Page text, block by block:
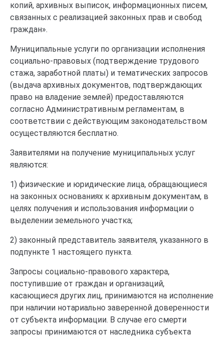
копий, архивных выписок, информационных писем,
связанных с реализацией законных прав и свобод
граждан».
Муниципальные услуги по организации исполнения
социально-правовых (подтверждение трудового
стажа, заработной платы) и тематических запросов
(выдача архивных документов, подтверждающих
право на владение землей) предоставляются
согласно Административным регламентам, в
соответствии с действующим законодательством
осуществляются бесплатно.
Заявителями на получение муниципальных услуг
являются:
1) физические и юридические лица, обращающиеся
на законных основаниях к архивным документам, в
целях получения и использования информации о
выделении земельного участка;
2) законный представитель заявителя, указанного в
подпункте 1 настоящего пункта.
Запросы социально-правового характера,
поступившие от граждан и организаций,
касающиеся других лиц, принимаются на исполнение
при наличии нотариально заверенной доверенности
от субъекта информации. В случае его смерти
запросы принимаются от наследника субъекта